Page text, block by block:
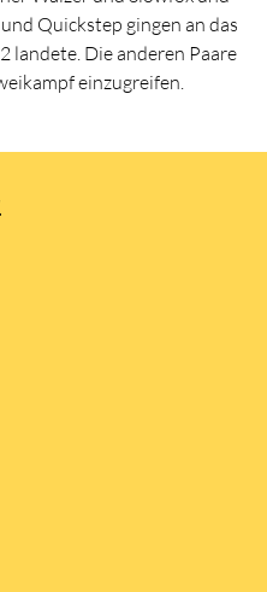
Quickstep gingen an das
landete. Die anderen Paare
einzugreifen.